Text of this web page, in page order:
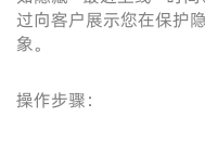
过向客户展示您在保护
象。
操作步骤：